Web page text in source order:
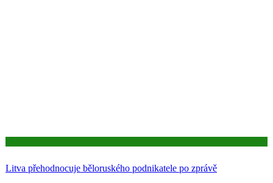
Litva přehodnocuje běloruského podnikatele po zprávě